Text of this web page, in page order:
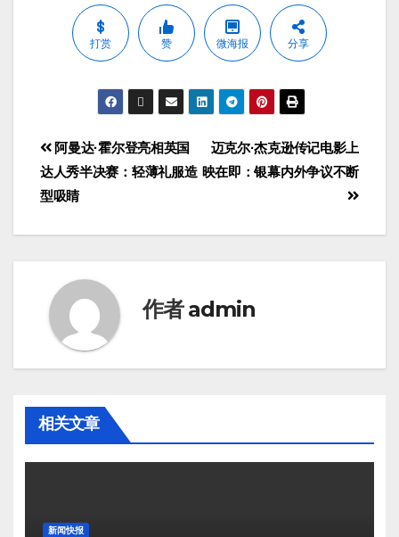
打赏 赞 微海报 分享
迈克尔·杰克逊传记电影上
映在即：银幕内外争议不断
阿曼达·霍尔登亮相英国
达人秀半决赛：轻薄礼服造
型吸睛
作者admin
相关文章
新闻快报